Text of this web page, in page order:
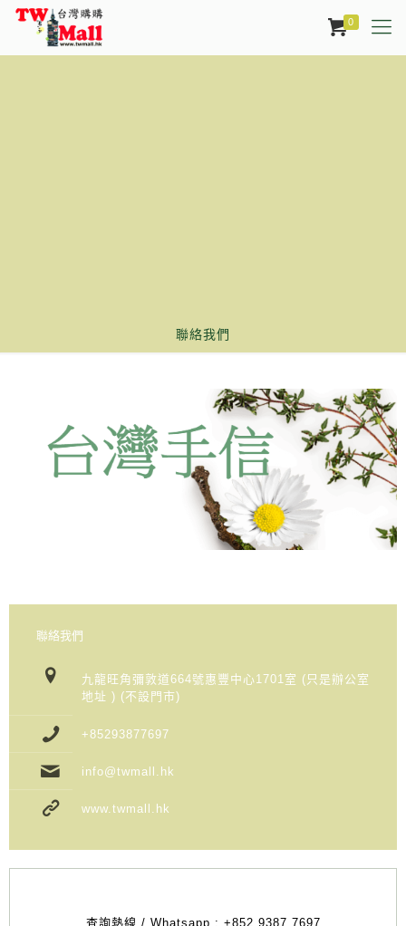
0
聯絡我們
聯絡我們
九龍旺角彌敦道664號惠豐中心1701室 (只是辦公室
地址 ) (不設門市)
+85293877697
info@twmall.hk
www.twmall.hk
查詢熱線 / Whatsapp : +852 9387 7697